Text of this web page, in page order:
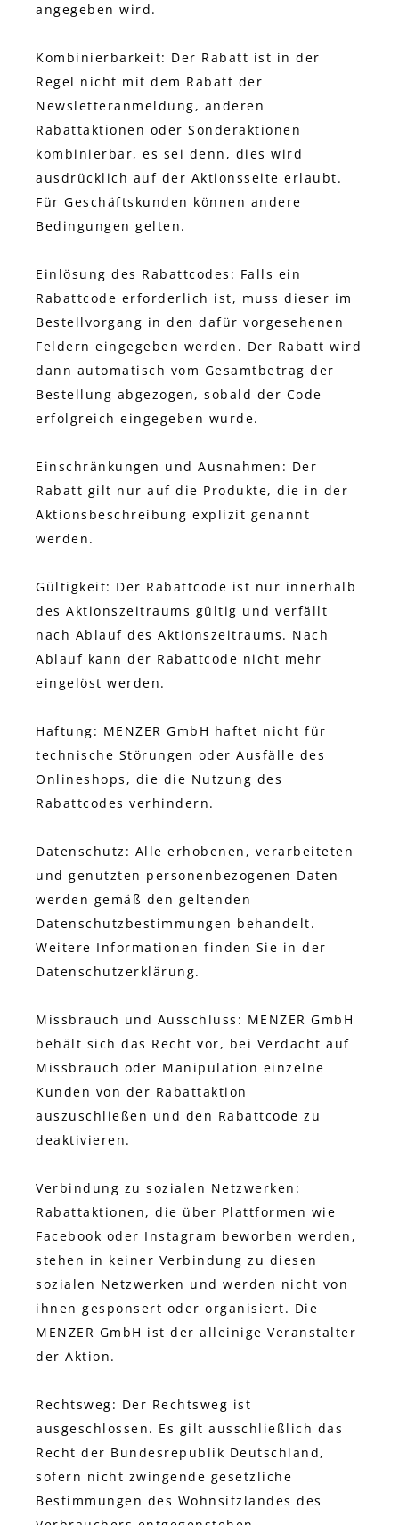
angegeben wird.
Kombinierbarkeit: Der Rabatt ist in der
Regel nicht mit dem Rabatt der
Newsletteranmeldung, anderen
Rabattaktionen oder Sonderaktionen
kombinierbar, es sei denn, dies wird
ausdrücklich auf der Aktionsseite erlaubt.
Für Geschäftskunden können andere
Bedingungen gelten.
Einlösung des Rabattcodes: Falls ein
Rabattcode erforderlich ist, muss dieser im
Bestellvorgang in den dafür vorgesehenen
Feldern eingegeben werden. Der Rabatt wird
dann automatisch vom Gesamtbetrag der
Bestellung abgezogen, sobald der Code
erfolgreich eingegeben wurde.
Einschränkungen und Ausnahmen: Der
Rabatt gilt nur auf die Produkte, die in der
Aktionsbeschreibung explizit genannt
werden.
Gültigkeit: Der Rabattcode ist nur innerhalb
des Aktionszeitraums gültig und verfällt
nach Ablauf des Aktionszeitraums. Nach
Ablauf kann der Rabattcode nicht mehr
eingelöst werden.
Haftung: MENZER GmbH haftet nicht für
technische Störungen oder Ausfälle des
Onlineshops, die die Nutzung des
Rabattcodes verhindern.
Datenschutz: Alle erhobenen, verarbeiteten
und genutzten personenbezogenen Daten
werden gemäß den geltenden
Datenschutzbestimmungen behandelt.
Weitere Informationen finden Sie in der
Datenschutzerklärung.
Missbrauch und Ausschluss: MENZER GmbH
behält sich das Recht vor, bei Verdacht auf
Missbrauch oder Manipulation einzelne
Kunden von der Rabattaktion
auszuschließen und den Rabattcode zu
deaktivieren.
Verbindung zu sozialen Netzwerken:
Rabattaktionen, die über Plattformen wie
Facebook oder Instagram beworben werden,
stehen in keiner Verbindung zu diesen
sozialen Netzwerken und werden nicht von
ihnen gesponsert oder organisiert. Die
MENZER GmbH ist der alleinige Veranstalter
der Aktion.
Rechtsweg: Der Rechtsweg ist
ausgeschlossen. Es gilt ausschließlich das
Recht der Bundesrepublik Deutschland,
sofern nicht zwingende gesetzliche
Bestimmungen des Wohnsitzlandes des